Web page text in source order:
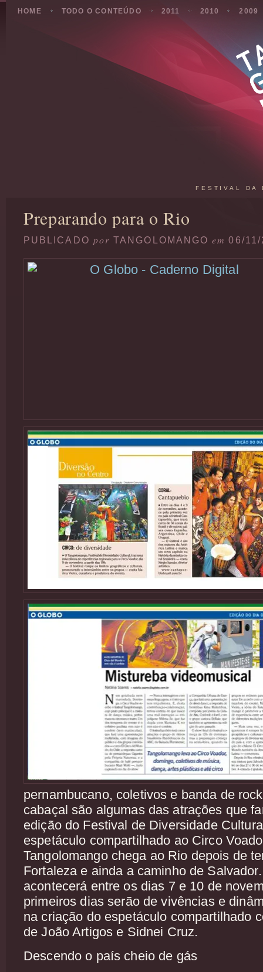
HOME TODO O CONTEÚDO 2011 2010 2009
FESTIVAL DA
Preparando para o Rio
PUBLICADO por TANGOLOMANGOem 06/
pernambucano, coletivos e banda de
cabaçal são algumas das atrações que
edição do Festival de Diversidade
espetáculo compartilhado ao Circo
Tangolomango chega ao Rio depois de
Fortaleza e ainda a caminho de
acontecerá entre os dias 7 e 10 de
primeiros dias serão de vivências e
na criação do espetáculo compartilhado
de João Artigos e Sidnei Cruz.
Descendo o país cheio de gás